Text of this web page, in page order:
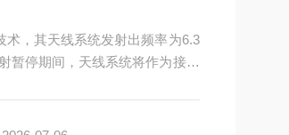
术，其天线系统发射出频率为6.3
暂停期间，天线系统将作为接收